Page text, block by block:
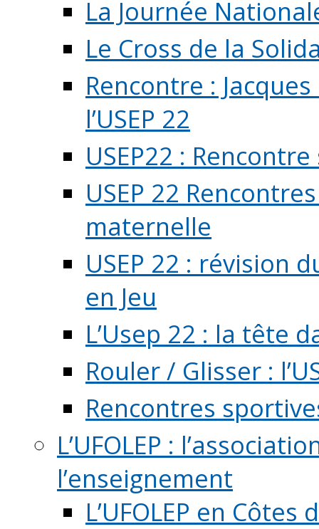
La Journée
Le Cross de la
Rencontre :
l’USEP 22
USEP22 :
USEP 22
maternelle
USEP 22 : révision
en Jeu
L’Usep 22 : la tête
Rouler / Glisser :
Rencontres
L’UFOLEP :
l’enseignement
L’UFOLEP en Côtes